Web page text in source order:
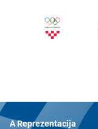
A Reprezentacija